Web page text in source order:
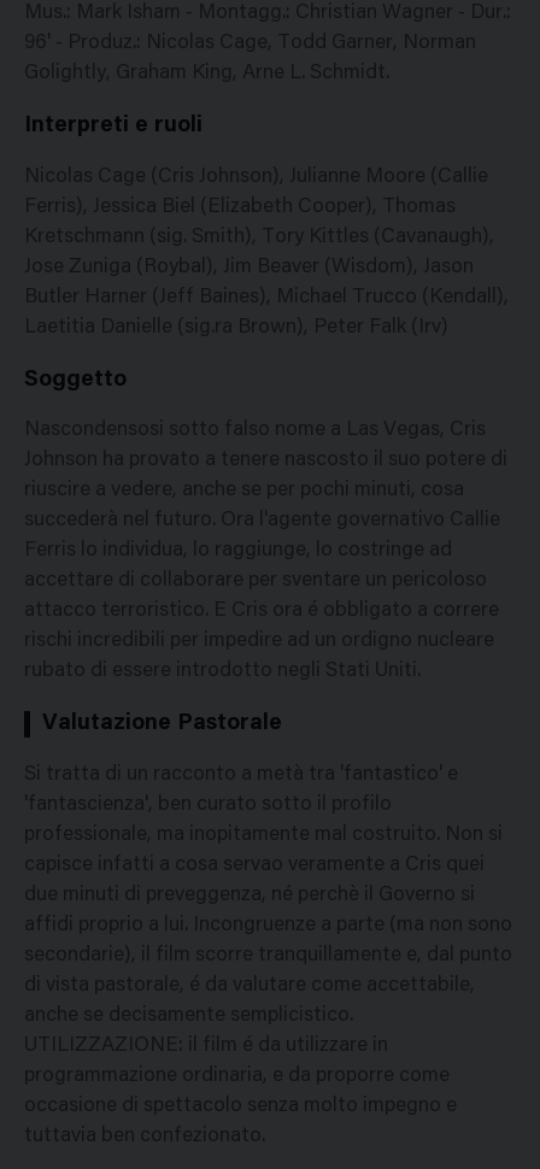
Mus.: Mark Isham - Montagg.: Christian Wagner - Dur.:
96' - Produz.: Nicolas Cage, Todd Garner, Norman
Golightly, Graham King, Arne L. Schmidt.
Interpreti e ruoli
Nicolas Cage (Cris Johnson), Julianne Moore (Callie
Ferris), Jessica Biel (Elizabeth Cooper), Thomas
Kretschmann (sig. Smith), Tory Kittles (Cavanaugh),
Jose Zuniga (Roybal), Jim Beaver (Wisdom), Jason
Butler Harner (Jeff Baines), Michael Trucco (Kendall),
Laetitia Danielle (sig.ra Brown), Peter Falk (Irv)
Soggetto
Nascondensosi sotto falso nome a Las Vegas, Cris
Johnson ha provato a tenere nascosto il suo potere di
riuscire a vedere, anche se per pochi minuti, cosa
succederà nel futuro. Ora l'agente governativo Callie
Ferris lo individua, lo raggiunge, lo costringe ad
accettare di collaborare per sventare un pericoloso
attacco terroristico. E Cris ora é obbligato a correre
rischi incredibili per impedire ad un ordigno nucleare
rubato di essere introdotto negli Stati Uniti.
Valutazione Pastorale
Si tratta di un racconto a metà tra 'fantastico' e
'fantascienza', ben curato sotto il profilo
professionale, ma inopitamente mal costruito. Non si
capisce infatti a cosa servao veramente a Cris quei
due minuti di preveggenza, né perchè il Governo si
affidi proprio a lui. Incongruenze a parte (ma non sono
secondarie), il film scorre tranquillamente e, dal punto
di vista pastorale, é da valutare come accettabile,
anche se decisamente semplicistico.
UTILIZZAZIONE: il film é da utilizzare in
programmazione ordinaria, e da proporre come
occasione di spettacolo senza molto impegno e
tuttavia ben confezionato.